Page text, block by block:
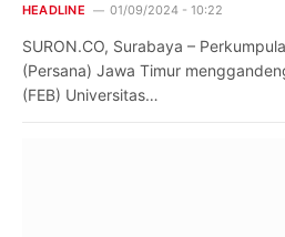
HEADLINE 01/09/2024 - 10:22
SURON.CO, Surabaya –
(Persana) Jawa Timur
(FEB) Universitas…